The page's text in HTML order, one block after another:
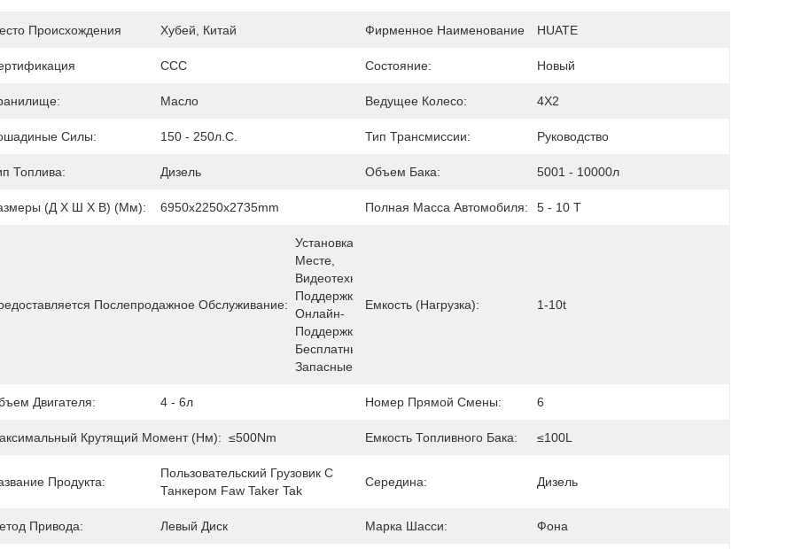
Происхождения Хубей, Китай Фирменное Наименование HUATE
CCC Состояние: Новый
Масло Ведущее Колесо: 4X2
Силы: 150 - 250л.с. Тип Трансмиссии: Руководство
Топлива: Дизель Объем Бака: 5001 - 10000л
(Д Х Ш Х В) (мм): 6950x2250x2735mm Полная Масса Автомобиля: 5 - 10 Т
Послепродажное Обслуживание:
Установка На
Месте,
Видеотехническая
Поддержка,
Онлайн-
Поддержка,
Бесплатные
Запасные Части
Емкость (Нагрузка): 1-10t
Двигателя: 4 - 6л Номер Прямой Смены: 6
Крутящий Момент (Нм): ≤500Nm Емкость Топливного Бака: ≤100L
Продукта:
Пользовательский Грузовик С
Танкером Faw Taker Tak
Середина: Дизель
Привода: Левый Диск Марка Шасси: Фона